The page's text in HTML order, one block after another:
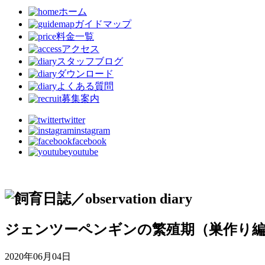
ホーム
ガイドマップ
料金一覧
アクセス
スタッフブログ
ダウンロード
よくある質問
募集案内
twitter
instagram
facebook
youtube
ジェンツーペンギンの繁殖期（巣作り
2020年06月04日